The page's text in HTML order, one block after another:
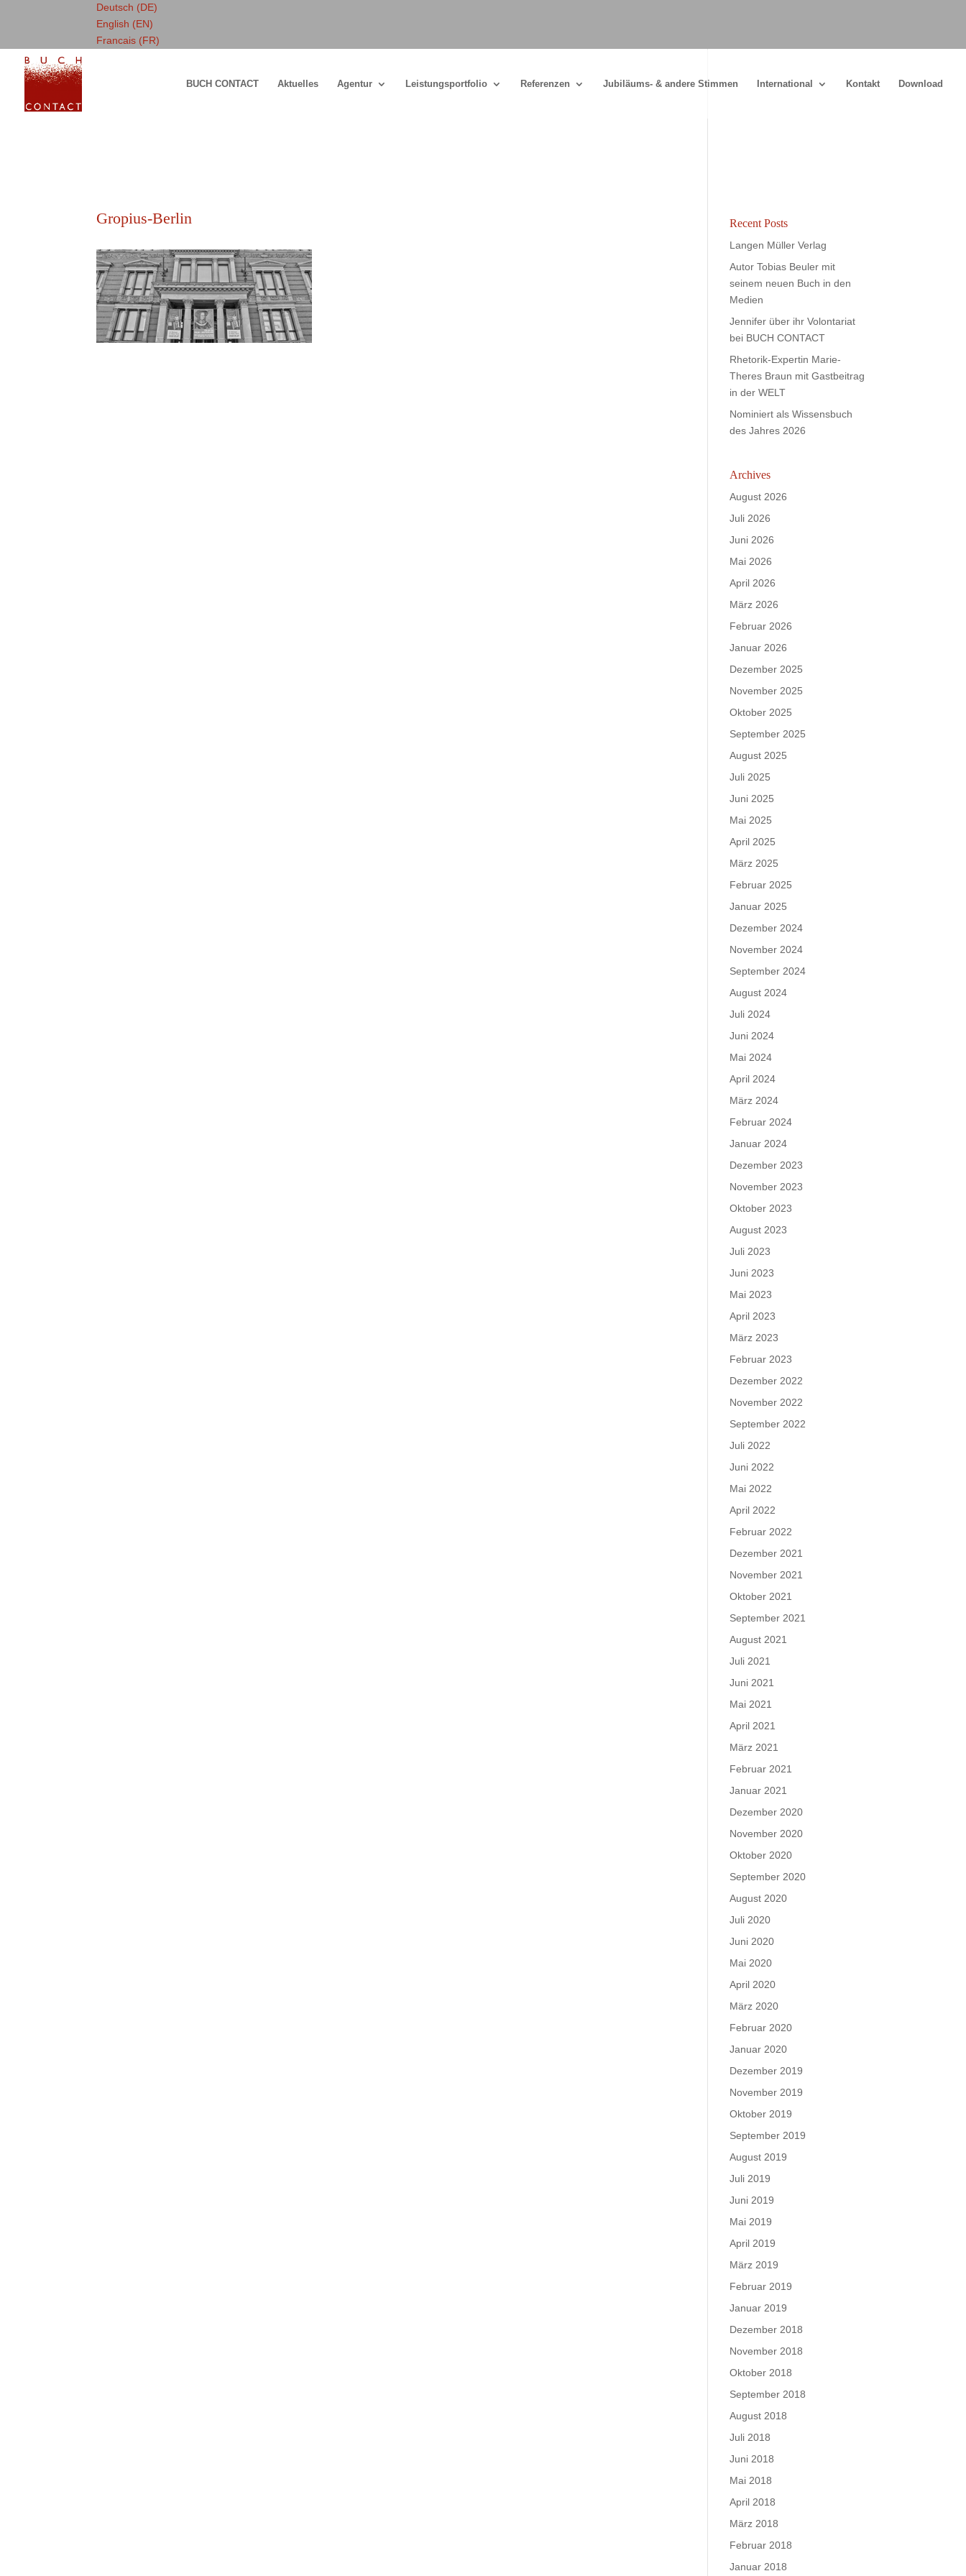
Deutsch (DE)
English (EN)
Francais (FR)
BUCH CONTACT Aktuelles Agentur Leistungsportfolio Referenzen Jubiläums- & andere Stimmen International Kontakt Download
Gropius-Berlin Recent Posts
Langen Müller Verlag
Autor Tobias Beuler mit
seinem neuen Buch in den
Medien
Jennifer über ihr Volontariat
bei BUCH CONTACT
Rhetorik-Expertin Marie-
Theres Braun mit Gastbeitrag
in der WELT
Nominiert als Wissensbuch
des Jahres 2026
Archives
August 2026
Juli 2026
Juni 2026
Mai 2026
April 2026
März 2026
Februar 2026
Januar 2026
Dezember 2025
November 2025
Oktober 2025
September 2025
August 2025
Juli 2025
Juni 2025
Mai 2025
April 2025
März 2025
Februar 2025
Januar 2025
Dezember 2024
November 2024
September 2024
August 2024
Juli 2024
Juni 2024
Mai 2024
April 2024
März 2024
Februar 2024
Januar 2024
Dezember 2023
November 2023
Oktober 2023
August 2023
Juli 2023
Juni 2023
Mai 2023
April 2023
März 2023
Februar 2023
Dezember 2022
November 2022
September 2022
Juli 2022
Juni 2022
Mai 2022
April 2022
Februar 2022
Dezember 2021
November 2021
Oktober 2021
September 2021
August 2021
Juli 2021
Juni 2021
Mai 2021
April 2021
März 2021
Februar 2021
Januar 2021
Dezember 2020
November 2020
Oktober 2020
September 2020
August 2020
Juli 2020
Juni 2020
Mai 2020
April 2020
März 2020
Februar 2020
Januar 2020
Dezember 2019
November 2019
Oktober 2019
September 2019
August 2019
Juli 2019
Juni 2019
Mai 2019
April 2019
März 2019
Februar 2019
Januar 2019
Dezember 2018
November 2018
Oktober 2018
September 2018
August 2018
Juli 2018
Juni 2018
Mai 2018
April 2018
März 2018
Februar 2018
Januar 2018